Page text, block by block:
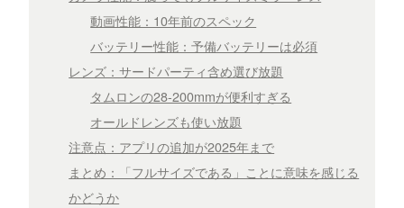
動画性能：10年前のスペック
バッテリー性能：予備バッテリーは必須
レンズ：サードパーティ含め選び放題
タムロンの28-200mmが便利すぎる
オールドレンズも使い放題
注意点：アプリの追加が2025年まで
まとめ：「フルサイズである」ことに意味を感じる
かどうか